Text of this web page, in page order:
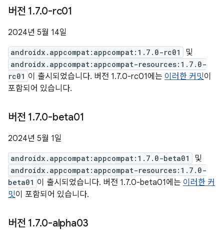
버전 1.7.0-rc01
2024년 5월 14일
androidx.appcompat:appcompat:1.7.0-rc01 및
androidx.appcompat:appcompat-resources:1.7.0-
rc01 이 출시되었습니다. 버전 1.7.0-rc01에는 이러한 커밋이
포함되어 있습니다.
버전 1.7.0-beta01
2024년 5월 1일
androidx.appcompat:appcompat:1.7.0-beta01 및
androidx.appcompat:appcompat-resources:1.7.0-
beta01 이 출시되었습니다. 버전 1.7.0-beta01에는 이러한 커
밋이 포함되어 있습니다.
버전 1.7.0-alpha03